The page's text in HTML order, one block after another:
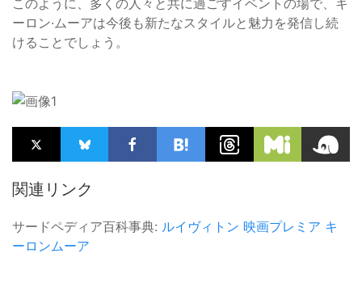
ーロン·ムーアは今後も新たなスタイルと魅力を発信し続
けることでしょう。
関連リンク
サードペディア百科事典: ルイヴィトン 映画プレミア キ
ーロンムーア